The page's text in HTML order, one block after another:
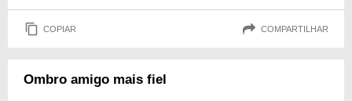
COPIAR COMPARTILHAR
Ombro amigo mais fiel